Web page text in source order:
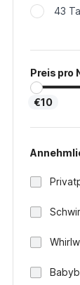
43
Preis pro
€10